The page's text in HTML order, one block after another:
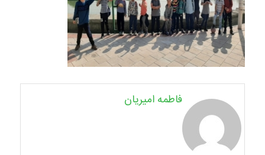
فاطمه امیریان